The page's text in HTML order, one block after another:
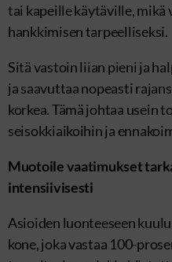
tai kapeille käytäville,
hankkimisen tarpeelliseksi.
Sitä vastoin liian pieni ja
ja saavuttaa nopeasti
korkea. Tämä johtaa usein
seisokkiaikoihin ja
Muotoile vaatimukset
intensiivisesti
Asioiden luonteeseen
kone, joka vastaa 100-